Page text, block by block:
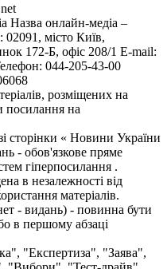
Назва онлайн-медіа –
місто Київ,
172-Б, офіс 208/1 E-mail:
044-205-43-00
розміщених на
посилання на
сторінки « Новини України
- обов'язкове пряме
гіперпосилання .
в незалежності від
матеріалів.
- видань) - повинна бути
в першому абзаці
"Експертиза", "Заява",